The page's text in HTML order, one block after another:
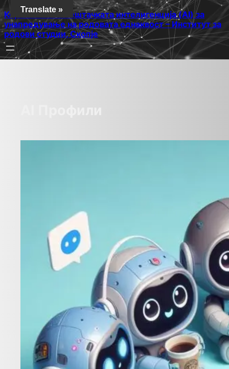
Користење на вештачката интелигенција (AI) за
унапредување на родовата еднаквост – Институт за
родови студии, Скопје
Translate »